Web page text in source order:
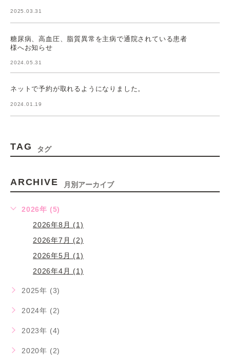
2025.03.31
糖尿病、高血圧、脂質異常を主病で通院されている患者
様へお知らせ
2024.05.31
ネットで予約が取れるようになりました。
2024.01.19
TAG タグ
ARCHIVE 月別アーカイブ
2026年 (5)
2026年8月 (1)
2026年7月 (2)
2026年5月 (1)
2026年4月 (1)
2025年 (3)
2024年 (2)
2023年 (4)
2020年 (2)